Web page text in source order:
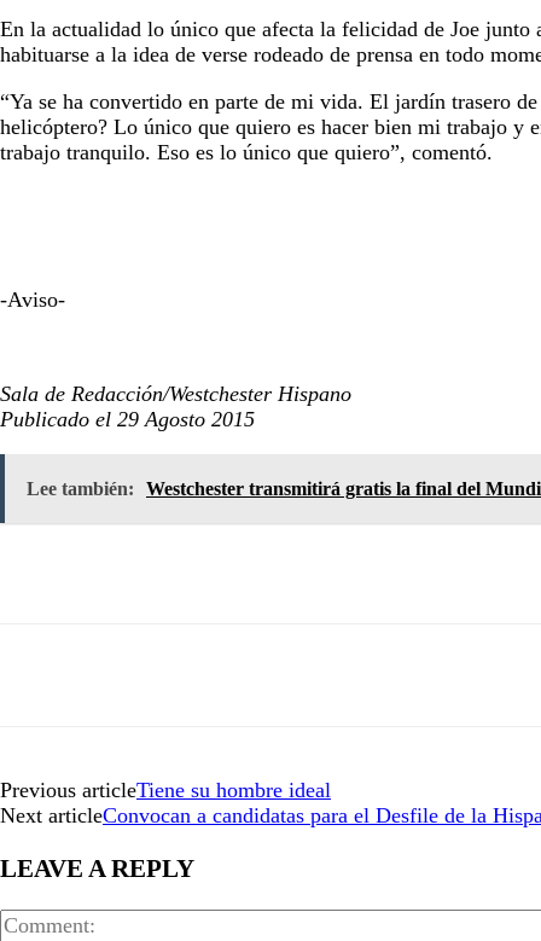
En la actualidad lo único que afecta la felicidad de Joe
habituarse a la idea de verse rodeado de prensa en todo
“Ya se ha convertido en parte de mi vida. El jardín trasero
helicóptero? Lo único que quiero es hacer bien mi trabajo y
trabajo tranquilo. Eso es lo único que quiero”, comentó.
-Aviso-
Sala de Redacción/Westchester Hispano
Publicado el 29 Agosto 2015
Lee también: Westchester transmitirá gratis la final del
Previous articleTiene su hombre ideal
Next articleConvocan a candidatas para el Desfile de la
LEAVE A REPLY